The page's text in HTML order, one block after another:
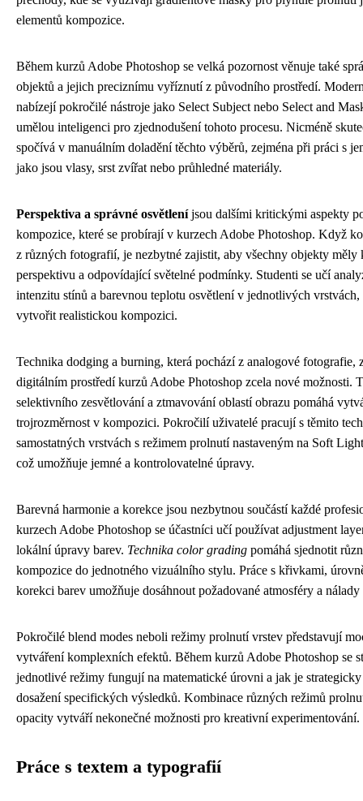
elementů kompozice.
Během kurzů Adobe Photoshop se velká pozornost věnuje také
objektů a jejich preciznímu vyříznutí z původního prostředí.
nabízejí pokročilé nástroje jako Select Subject nebo Select and
umělou inteligenci pro zjednodušení tohoto procesu. Nicméně
spočívá v manuálním doladění těchto výběrů, zejména při práci s
jako jsou vlasy, srst zvířat nebo průhledné materiály.
Perspektiva a správné osvětleníjsou dalšími kritickými aspekty
kompozice, které se probírají v kurzech Adobe Photoshop. Když
z různých fotografií, je nezbytné zajistit, aby všechny objekty měly
perspektivu a odpovídající světelné podmínky. Studenti se učí
intenzitu stínů a barevnou teplotu osvětlení v jednotlivých
vytvořit realistickou kompozici.
Technika dodging a burning, která pochází z analogové fotografie,
digitálním prostředí kurzů Adobe Photoshop zcela nové možnosti.
selektivního zesvětlování a ztmavování oblastí obrazu pomáhá
trojrozměrnost v kompozici. Pokročilí uživatelé pracují s těmito
samostatných vrstvách s režimem prolnutí nastaveným na Soft
což umožňuje jemné a kontrolovatelné úpravy.
Barevná harmonie a korekce jsou nezbytnou součástí každé
kurzech Adobe Photoshop se účastníci učí používat adjustment
lokální úpravy barev. Technika color grading pomáhá sjednotit
kompozice do jednotného vizuálního stylu. Práce s křivkami,
korekci barev umožňuje dosáhnout požadované atmosféry a
Pokročilé blend modes neboli režimy prolnutí vrstev představují
vytváření komplexních efektů. Během kurzů Adobe Photoshop se
jednotlivé režimy fungují na matematické úrovni a jak je
dosažení specifických výsledků. Kombinace různých režimů
opacity vytváří nekonečné možnosti pro kreativní experimentování.
Práce s textem a typografií